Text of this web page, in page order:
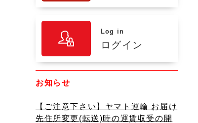
Log in
ログイン
お知らせ
【ご注意下さい】ヤマト運輸 お届け
先住所変更(転送)時の運賃収受の開